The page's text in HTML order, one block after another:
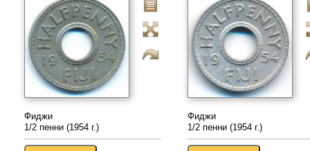
Фиджи
1/2 пенни (1954 г.)
Фиджи
1/2 пенни (1954 г.)